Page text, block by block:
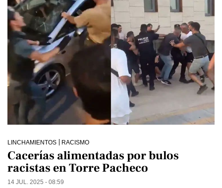
LINCHAMIENTOS RACISMO
Cacerías alimentadas por bulos
racistas en Torre Pacheco
14 JUL. 2025 - 08:59